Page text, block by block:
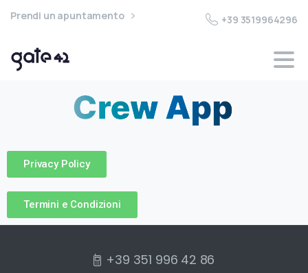
Prendi un apuntamento +39 3519964296
Privacy Policy
Termini e Condizioni
+39 351 996 42 86